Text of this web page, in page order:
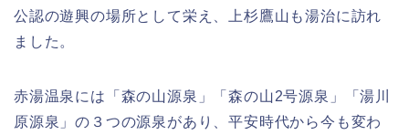
公認の遊興の場所として栄え、上杉鷹山も湯治に訪れ
ました。
赤湯温泉には「森の山源泉」「森の山2号源泉」「湯川
原源泉」の３つの源泉があり、平安時代から今も変わ